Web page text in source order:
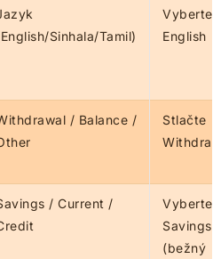
Sinhala/Tamil)
Vyberte
English
/ Balance /
Stlačte
/ Current /
Vyberte
Savings
(bežný